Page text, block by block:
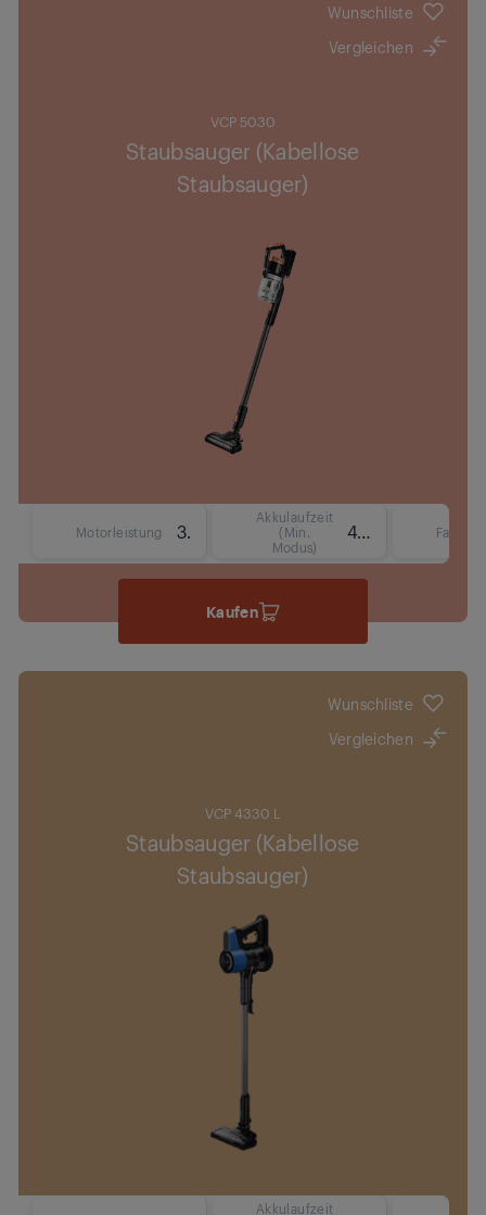
Wunschliste
Vergleichen
VCP 5030
Staubsauger (Kabellose
Staubsauger)
Motorleistung 350 W
Akkulaufzeit
(Min.
Modus)
45 Min.
Kaufen
Wunschliste
Vergleichen
VCP 4330 L
Staubsauger (Kabellose
Staubsauger)
Akkulaufzeit